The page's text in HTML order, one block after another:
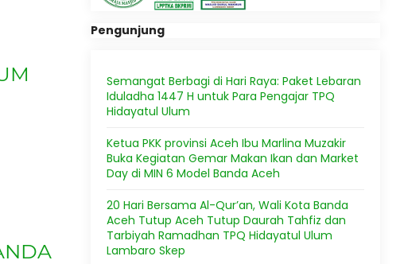
Pengunjung
Semangat Berbagi di Hari Raya: Paket Lebaran
Iduladha 1447 H untuk Para Pengajar TPQ
Hidayatul Ulum
Ketua PKK provinsi Aceh Ibu Marlina Muzakir
Buka Kegiatan Gemar Makan Ikan dan Market
Day di MIN 6 Model Banda Aceh
20 Hari Bersama Al-Qur’an, Wali Kota Banda
Aceh Tutup Aceh Tutup Daurah Tahfiz dan
Tarbiyah Ramadhan TPQ Hidayatul Ulum
Lambaro Skep